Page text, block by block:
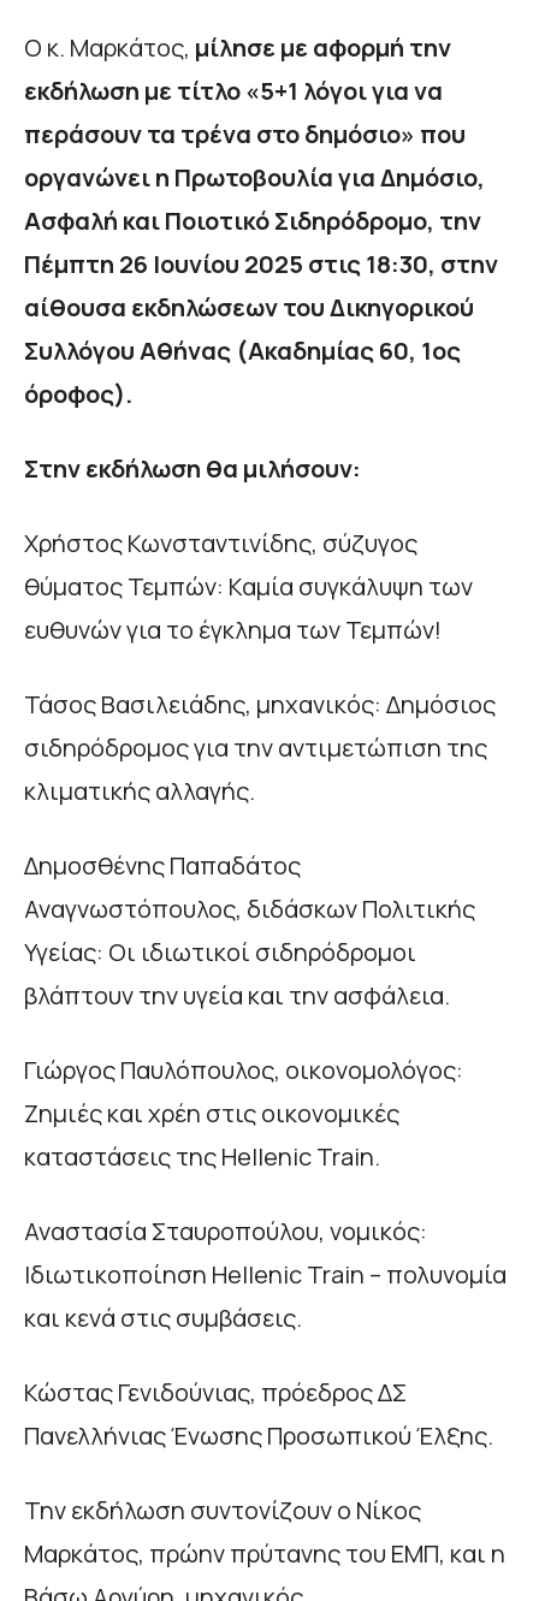
Ο κ. Μαρκάτος, μίλησε με αφορμή την
εκδήλωση με τίτλο «5+1 λόγοι για να
περάσουν τα τρένα στο δημόσιο» που
οργανώνει η Πρωτοβουλία για Δημόσιο,
Ασφαλή και Ποιοτικό Σιδηρόδρομο, την
Πέμπτη 26 Ιουνίου 2025 στις 18:30, στην
αίθουσα εκδηλώσεων του Δικηγορικού
Συλλόγου Αθήνας (Ακαδημίας 60, 1ος
όροφος).
Στην εκδήλωση θα μιλήσουν:
Χρήστος Κωνσταντινίδης, σύζυγος
θύματος Τεμπών: Καμία συγκάλυψη των
ευθυνών για το έγκλημα των Τεμπών!
Τάσος Βασιλειάδης, μηχανικός: Δημόσιος
σιδηρόδρομος για την αντιμετώπιση της
κλιματικής αλλαγής.
Δημοσθένης Παπαδάτος
Αναγνωστόπουλος, διδάσκων Πολιτικής
Υγείας: Οι ιδιωτικοί σιδηρόδρομοι
βλάπτουν την υγεία και την ασφάλεια.
Γιώργος Παυλόπουλος, οικονομολόγος:
Ζημιές και χρέη στις οικονομικές
καταστάσεις της Hellenic Train.
Αναστασία Σταυροπούλου, νομικός:
Ιδιωτικοποίηση Hellenic Train – πολυνομία
και κενά στις συμβάσεις.
Κώστας Γενιδούνιας, πρόεδρος ΔΣ
Πανελλήνιας Ένωσης Προσωπικού Έλξης.
Την εκδήλωση συντονίζουν ο Νίκος
Μαρκάτος, πρώην πρύτανης του ΕΜΠ, και η